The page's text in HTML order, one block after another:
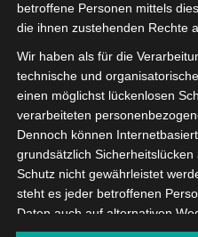
betroffene Personen mittels
die ihnen zustehenden Rechte
Wir haben als für die
technische und
einen möglichst lückenlosen
verarbeiteten
Dennoch können
grundsätzlich
Schutz nicht gewährleistet
steht es jeder betroffenen
Daten auch auf alternativen
an uns zu übermitteln.